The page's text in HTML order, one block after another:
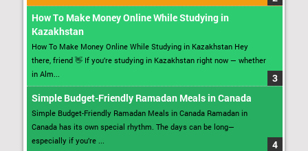
How To Make Money Online While Studying in
Kazakhstan
How To Make Money Online While Studying in Kazakhstan Hey
there, friend 👋 If you’re studying in Kazakhstan right now — whether
in Alm...
Simple Budget-Friendly Ramadan Meals in Canada
Simple Budget-Friendly Ramadan Meals in Canada Ramadan in
Canada has its own special rhythm. The days can be long—
especially if you’re ...